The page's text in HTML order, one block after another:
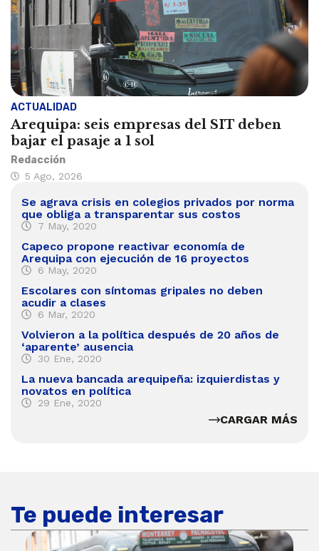
ACTUALIDAD
Arequipa: seis empresas del SIT deben
bajar el pasaje a 1 sol
Redacción
5 Ago, 2026
Se agrava crisis en colegios privados por norma
que obliga a transparentar sus costos
7 May, 2020
Capeco propone reactivar economía de
Arequipa con ejecución de 16 proyectos
6 May, 2020
Escolares con síntomas gripales no deben
acudir a clases
6 Mar, 2020
Volvieron a la política después de 20 años de
‘aparente’ ausencia
30 Ene, 2020
La nueva bancada arequipeña: izquierdistas y
novatos en política
29 Ene, 2020
CARGAR MÁS
Te puede interesar